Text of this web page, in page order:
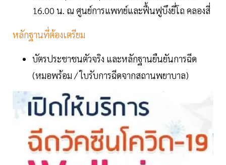
16.00 น. ณ ศูนย์การแพทย์และฟื้นฟูบึงยี่โถ คลองสี่
หลักฐานที่ต้องเตรียม
บัตรประชาชนตัวจริง และหลักฐานยืนยันการฉีด
(หมอพร้อม / ใบรับการฉีดจากสถานพยาบาล)​